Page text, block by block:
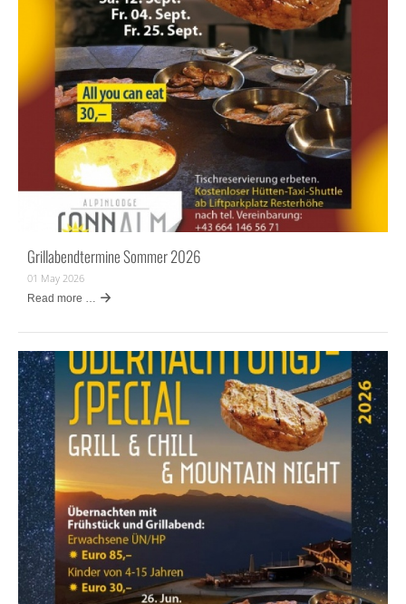
Grillabendtermine Sommer 2026
01 May 2026
Read more …